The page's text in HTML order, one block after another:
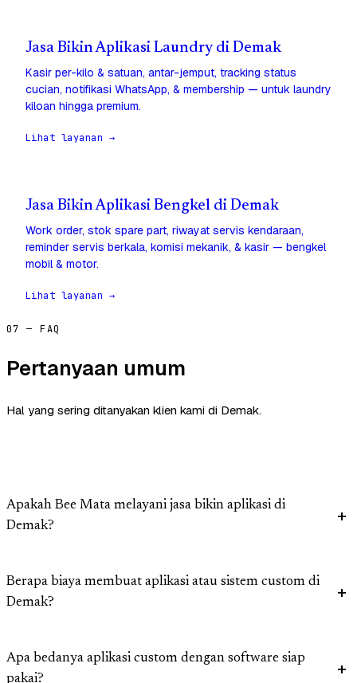
Jasa Bikin Aplikasi Laundry di Demak
Kasir per-kilo & satuan, antar-jemput, tracking status
cucian, notifikasi WhatsApp, & membership — untuk laundry
kiloan hingga premium.
Lihat layanan →
Jasa Bikin Aplikasi Bengkel di Demak
Work order, stok spare part, riwayat servis kendaraan,
reminder servis berkala, komisi mekanik, & kasir — bengkel
mobil & motor.
Lihat layanan →
07 — FAQ
Pertanyaan umum
Hal yang sering ditanyakan klien kami di Demak.
Apakah Bee Mata melayani jasa bikin aplikasi di
Demak?
Berapa biaya membuat aplikasi atau sistem custom di
Demak?
Apa bedanya aplikasi custom dengan software siap
pakai?